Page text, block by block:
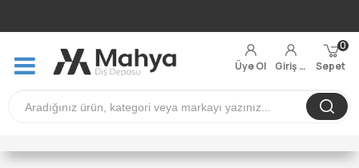
Üye Ol Giriş Yap Sepet
0